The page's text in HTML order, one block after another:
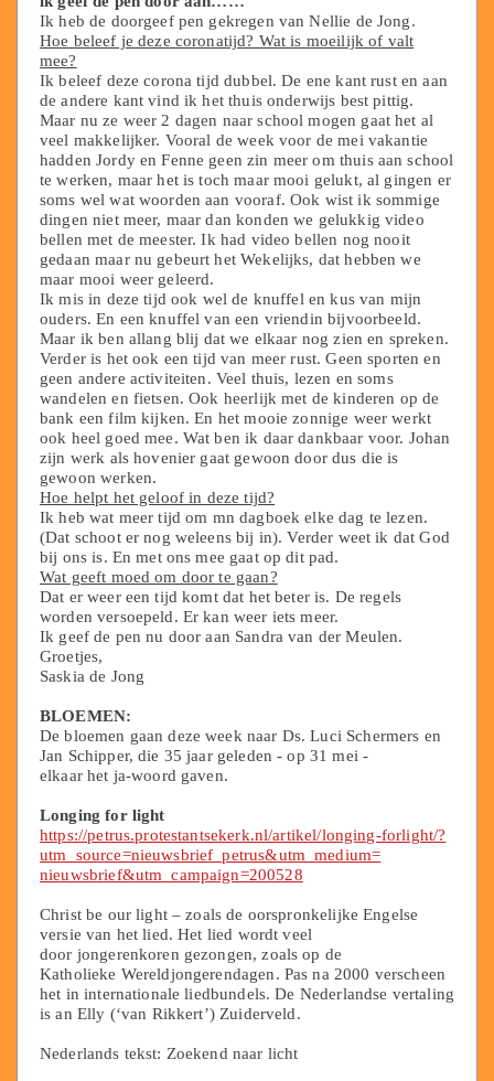
Ik heb de doorgeef pen gekregen van Nellie de Jong.
Hoe beleef je deze coronatijd? Wat is moeilijk of valt
mee?
Ik beleef deze corona tijd dubbel. De ene kant rust en aan
de andere kant vind ik het thuis onderwijs best pittig.
Maar nu ze weer 2 dagen naar school mogen gaat het al
veel makkelijker. Vooral de week voor de mei vakantie
hadden Jordy en Fenne geen zin meer om thuis aan school
te werken, maar het is toch maar mooi gelukt, al gingen er
soms wel wat woorden aan vooraf. Ook wist ik sommige
dingen niet meer, maar dan konden we gelukkig video
bellen met de meester. Ik had video bellen nog nooit
gedaan maar nu gebeurt het Wekelijks, dat hebben we
maar mooi weer geleerd.
Ik mis in deze tijd ook wel de knuffel en kus van mijn
ouders. En een knuffel van een vriendin bijvoorbeeld.
Maar ik ben allang blij dat we elkaar nog zien en spreken.
Verder is het ook een tijd van meer rust. Geen sporten en
geen andere activiteiten. Veel thuis, lezen en soms
wandelen en fietsen. Ook heerlijk met de kinderen op de
bank een film kijken. En het mooie zonnige weer werkt
ook heel goed mee. Wat ben ik daar dankbaar voor. Johan
zijn werk als hovenier gaat gewoon door dus die is
gewoon werken.
Hoe helpt het geloof in deze tijd?
Ik heb wat meer tijd om mn dagboek elke dag te lezen.
(Dat schoot er nog weleens bij in). Verder weet ik dat God
bij ons is. En met ons mee gaat op dit pad.
Wat geeft moed om door te gaan?
Dat er weer een tijd komt dat het beter is. De regels
worden versoepeld. Er kan weer iets meer.
Ik geef de pen nu door aan Sandra van der Meulen.
Groetjes,
Saskia de Jong
BLOEMEN:
De bloemen gaan deze week naar Ds. Luci Schermers en
Jan Schipper, die 35 jaar geleden - op 31 mei -
elkaar het ja-woord gaven.
Longing for light
https://petrus.protestantsekerk.nl/artikel/longing-forlight/?
utm_source=nieuwsbrief_petrus&utm_medium=
nieuwsbrief&utm_campaign=200528
Christ be our light – zoals de oorspronkelijke Engelse
versie van het lied. Het lied wordt veel
door jongerenkoren gezongen, zoals op de
Katholieke Wereldjongerendagen. Pas na 2000 verscheen
het in internationale liedbundels. De Nederlandse vertaling
is an Elly (‘van Rikkert’) Zuiderveld.
Nederlands tekst: Zoekend naar licht